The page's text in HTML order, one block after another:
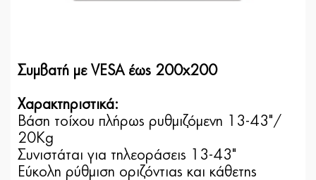
Συμβατή με VESA έως 200x200
Χαρακτηριστικά:
Βάση τοίχου πλήρως ρυθμιζόμενη 13-43"/
20Kg
Συνιστάται για τηλεοράσεις 13-43"
Εύκολη ρύθμιση οριζόντιας και κάθετης